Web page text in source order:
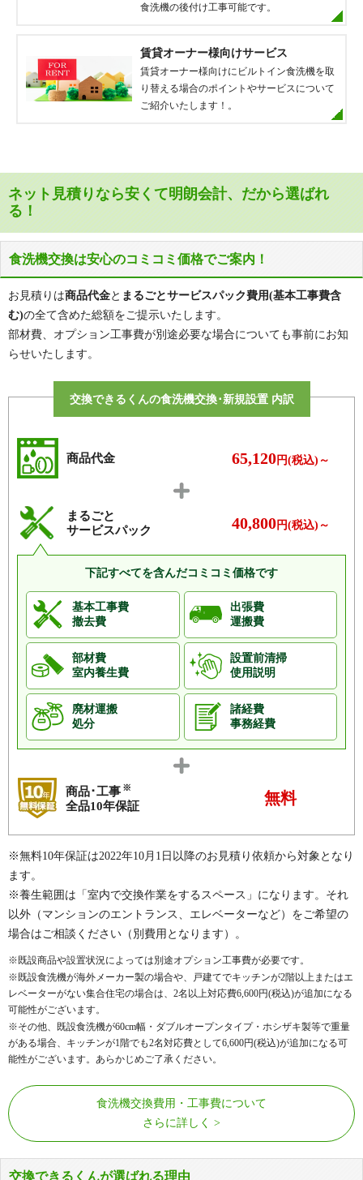
食洗機の後付け工事可能です。
賃貸オーナー様向けサービス
賃貸オーナー様向けにビルトイン食洗機を取
り替える場合のポイントやサービスについて
ご紹介いたします！。
ネット見積りなら安くて明朗会計、だから選ばれ
る！
食洗機交換は安心のコミコミ価格でご案内！
お見積りは商品代金と まるごとサービスパック費用(基本工事費含
む)の全て含めた総額をご提示いたします。
部材費、オプション工事費が別途必要な場合についても事前にお知
らせいたします。
交換できるくんの食洗機交換･新規設置 内訳
商品代金 65,120円(税込)～
まるごと
サービスパック
40,800円(税込)～
下記すべてを含んだコミコミ価格です
基本工事費
撤去費
出張費
運搬費
部材費
室内養生費
設置前清掃
使用説明
廃材運搬
処分
諸経費
事務経費
商品･工事 ※
全品10年保証 無料
※無料10年保証は2022年10月1日以降のお見積り依頼から対象となり
ます。
※養生範囲は「室内で交換作業をするスペース」になります。それ
以外（マンションのエントランス、エレベーターなど）をご希望の
場合はご相談ください（別費用となります）。
※既設商品や設置状況によっては別途オプション工事費が必要です。
※既設食洗機が海外メーカー製の場合や、戸建てでキッチンが2階以上またはエ
レベーターがない集合住宅の場合は、2名以上対応費6,600円(税込)が追加になる
可能性がございます。
※その他、既設食洗機が60cm幅・ダブルオープンタイプ・ホシザキ製等で重量
がある場合、キッチンが1階でも2名対応費として6,600円(税込)が追加になる可
能性がございます。あらかじめご了承ください。
食洗機交換費用・工事費について
さらに詳しく
交換できるくんが選ばれる理由